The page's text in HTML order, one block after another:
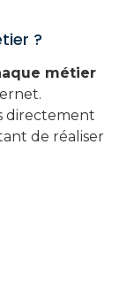
?
métier
directement
de réaliser